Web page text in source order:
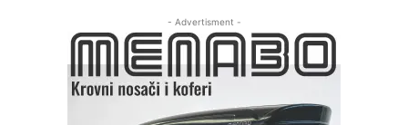
- Advertisment -